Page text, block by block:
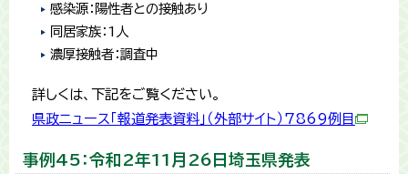
感染源：陽性者との接触あり
同居家族：1人
濃厚接触者：調査中
詳しくは、下記をご覧ください。
県政ニュース「報道発表資料」（外部サイト）7869例目
事例45：令和2年11月26日埼玉県発表